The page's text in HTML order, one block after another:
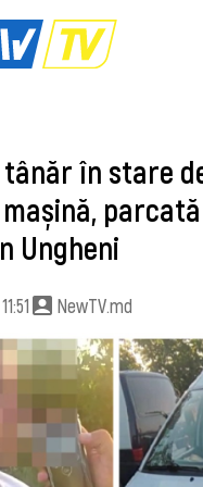
tânăr în stare
parcată
Ungheni
NewTV.md